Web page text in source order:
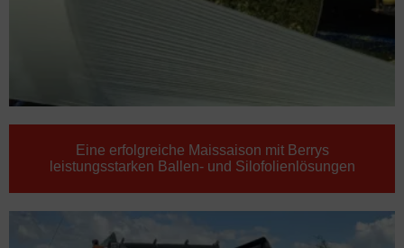
Eine erfolgreiche Maissaison mit Berrys
leistungsstarken Ballen- und Silofolienlösungen